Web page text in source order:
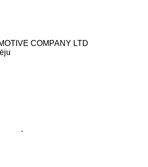
COMPANY LTD